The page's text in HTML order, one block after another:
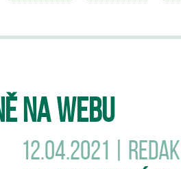
NA WEBU
12.04.2021 |